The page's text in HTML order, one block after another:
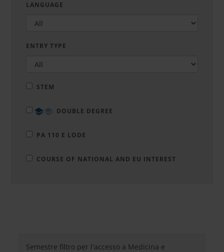
LANGUAGE
ENTRY TYPE
STEM
DOUBLE DEGREE
PA 110 E LODE
COURSE OF NATIONAL AND EU INTEREST
Semestre filtro per l'accesso a Medicina e